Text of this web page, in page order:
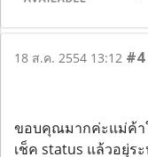
18 ส.ค. 2554 13:12 #4
ขอบคุณมากค่ะแม่ค้า
เช็ค status แล้วอยุ่ร